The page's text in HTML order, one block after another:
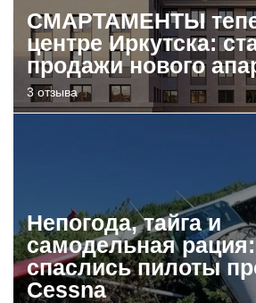
СМАРТАМЕНТЫ
центре Иркутска:
продажи нового
3 отзыва
Непогода, тайга и
самодельная
спаслись пилоты
Cessna